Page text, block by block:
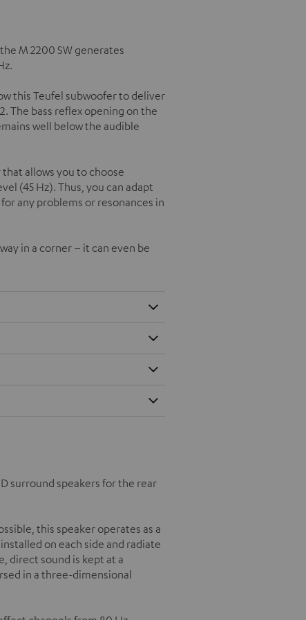
M 2200 SW generates
this Teufel subwoofer to deliver
The bass reflex opening on the
well below the audible
allows you to choose
(45 Hz). Thus, you can adapt
any problems or resonances in
in a corner – it can even be
surround speakers for the rear
this speaker operates as a
on each side and radiate
direct sound is kept at a
in a three-dimensional